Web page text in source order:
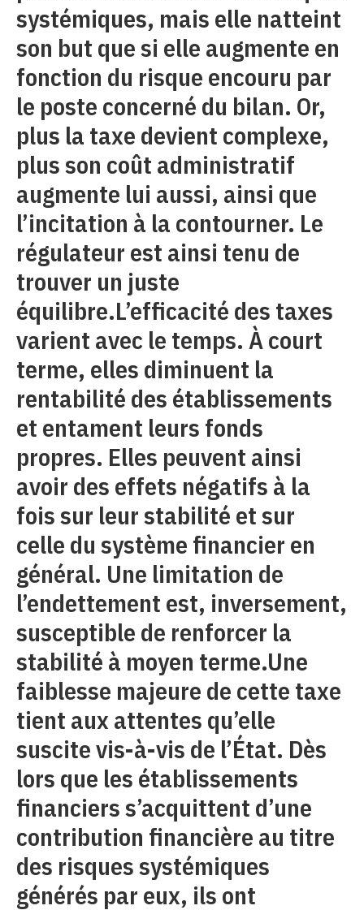
systémiques, mais elle natteint
son but que si elle augmente en
fonction du risque encouru par
le poste concerné du bilan. Or,
plus la taxe devient complexe,
plus son coût administratif
augmente lui aussi, ainsi que
l’incitation à la contourner. Le
régulateur est ainsi tenu de
trouver un juste
équilibre.L’efficacité des taxes
varient avec le temps. À court
terme, elles diminuent la
rentabilité des établissements
et entament leurs fonds
propres. Elles peuvent ainsi
avoir des effets négatifs à la
fois sur leur stabilité et sur
celle du système financier en
général. Une limitation de
l’endettement est, inversement,
susceptible de renforcer la
stabilité à moyen terme.Une
faiblesse majeure de cette taxe
tient aux attentes qu’elle
suscite vis-à-vis de l’État. Dès
lors que les établissements
financiers s’acquittent d’une
contribution financière au titre
des risques systémiques
générés par eux, ils ont